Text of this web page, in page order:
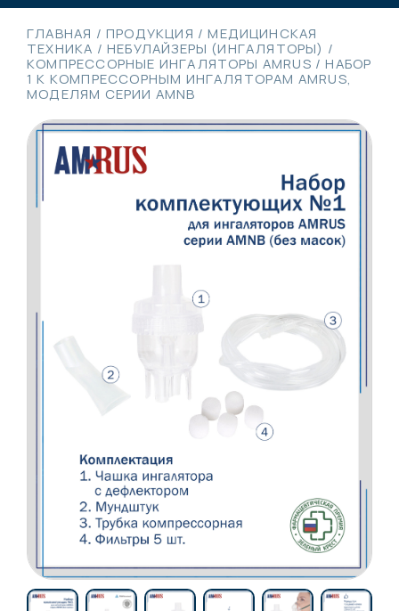
ГЛАВНАЯ / ПРОДУКЦИЯ /МЕДИЦИНСКАЯ
ТЕХНИКА / НЕБУЛАЙЗЕРЫ (ИНГАЛЯТОРЫ) /
КОМПРЕССОРНЫЕ ИНГАЛЯТОРЫ AMRUS /НАБОР
1 К КОМПРЕССОРНЫМ ИНГАЛЯТОРАМ AMRUS,
МОДЕЛЯМ СЕРИИ AMNB